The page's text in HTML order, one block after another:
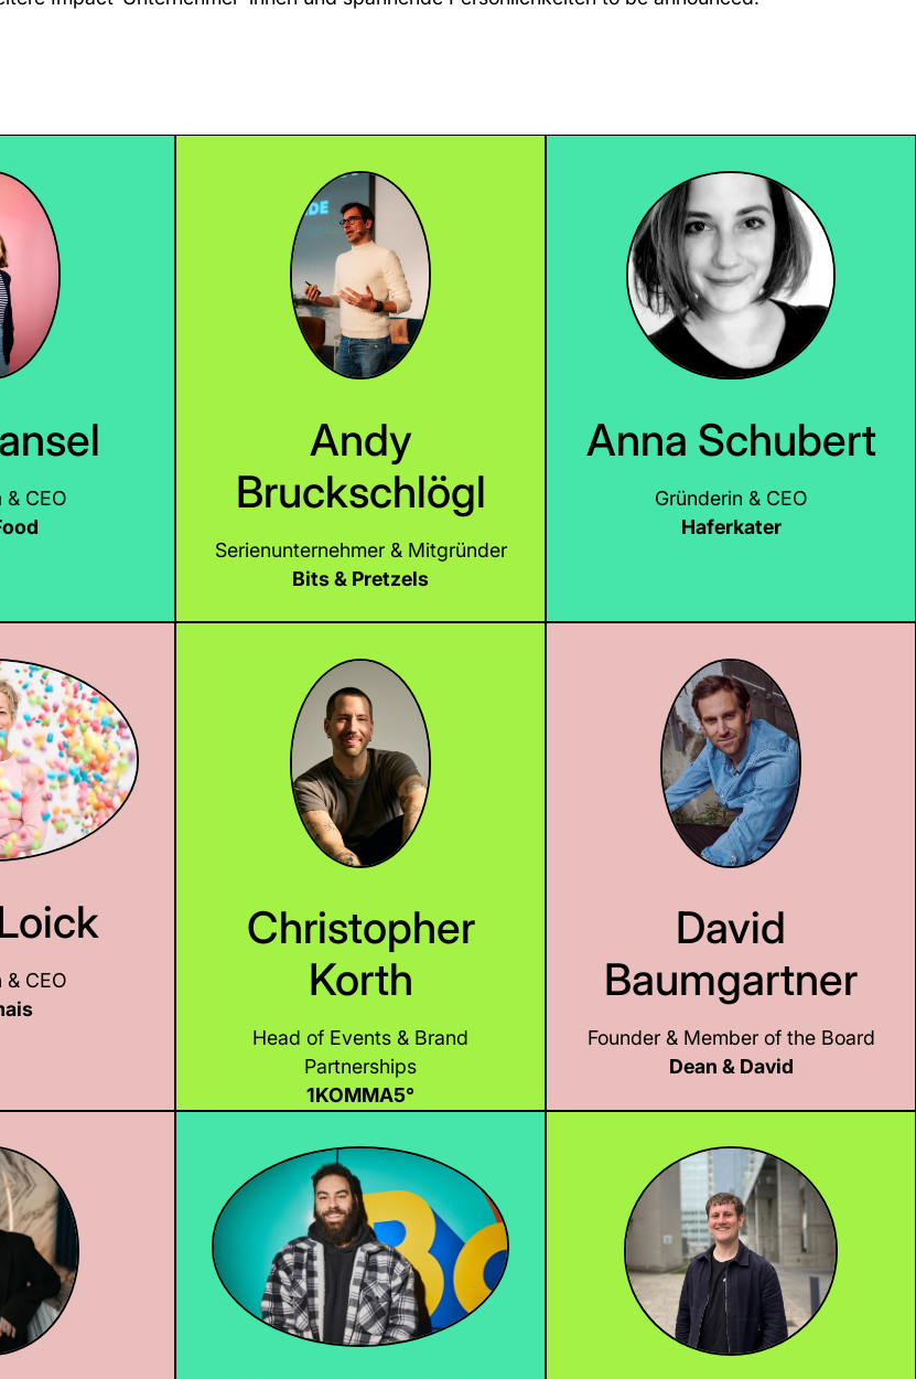
& CEO
Andy
Bruckschlögl
Serienunternehmer & Mitgründer
Bits & Pretzels
Anna Schubert
Gründerin & CEO
Haferkater
& CEO
Christopher
Korth
Head of Events & Brand
Partnerships
1KOMMA5°
David
Baumgartner
Founder & Member of the Board
Dean & David